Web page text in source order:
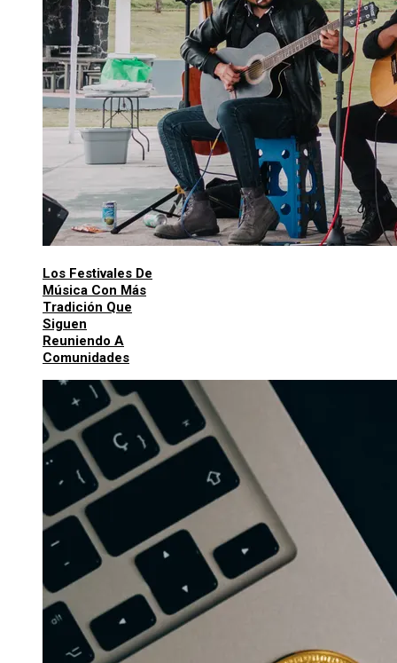
Los Festivales De
Música Con Más
Tradición Que
Siguen
Reuniendo A
Comunidades